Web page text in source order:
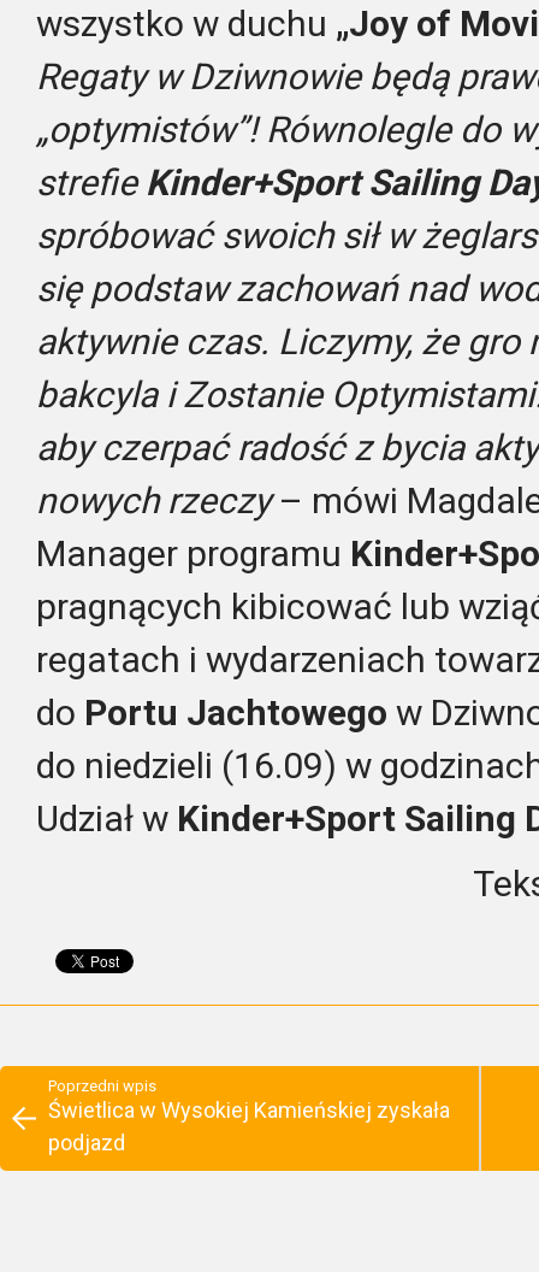
wszystko w duchu „Joy of
Regaty w Dziwnowie będą
„optymistów”! Równolegle do
strefie Kinder+Sport Sailing
spróbować swoich sił w
się podstaw zachowań nad
aktywnie czas. Liczymy, że gro
bakcyla i Zostanie
aby czerpać radość z bycia
nowych rzeczy– mówi
Manager programu
pragnących kibicować lub
regatach i wydarzeniach
do Portu Jachtowego w
do niedzieli (16.09) w
Udział w Kinder+Sport Sailing
Poprzedni wpis
Świetlica w Wysokiej Kamieńskiej zyskała
podjazd